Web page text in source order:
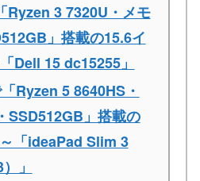
Ryzen 3 7320U・メモ
」搭載の15.6イ
Dell 15 dc15255」
Ryzen 5 8640HS・
SSD512GB」搭載の
「ideaPad Slim 3
」